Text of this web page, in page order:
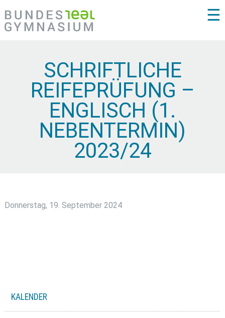
☰
SCHRIFTLICHE
REIFEPRÜFUNG –
ENGLISCH (1.
NEBENTERMIN)
2023/24
Donnerstag, 19. September 2024
KALENDER